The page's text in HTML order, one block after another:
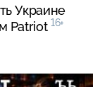
Украине
Patriot 16+